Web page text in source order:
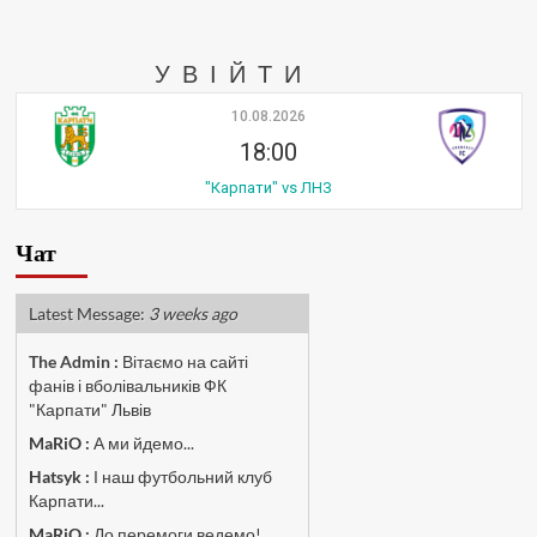
УВІЙТИ
10.08.2026
18:00
"Карпати" vs ЛНЗ
Чат
Latest Message: 3 weeks ago
The Admin: Вітаємо на сайті
фанів і вболівальників ФК
"Карпати" Львів
MaRiO : А ми йдемо...
Hatsyk : І наш футбольний клуб
Карпати...